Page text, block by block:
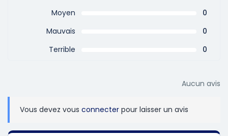
Moyen
0
Mauvais
0
Terrible
0
Aucun avis
Vous devez vous connecter pour laisser un avis